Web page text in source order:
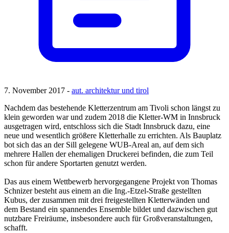
7. November 2017 - aut. architektur und tirol
Nachdem das bestehende Kletterzentrum am Tivoli schon längst zu
klein geworden war und zudem 2018 die Kletter-WM in Innsbruck
ausgetragen wird, entschloss sich die Stadt Innsbruck dazu, eine
neue und wesentlich größere Kletterhalle zu errichten. Als Bauplatz
bot sich das an der Sill gelegene WUB-Areal an, auf dem sich
mehrere Hallen der ehemaligen Druckerei befinden, die zum Teil
schon für andere Sportarten genutzt werden.
Das aus einem Wettbewerb hervorgegangene Projekt von Thomas
Schnizer besteht aus einem an die Ing.-Etzel-Straße gestellten
Kubus, der zusammen mit drei freigestellten Kletterwänden und
dem Bestand ein spannendes Ensemble bildet und dazwischen gut
nutzbare Freiräume, insbesondere auch für Großveranstaltungen,
schafft.